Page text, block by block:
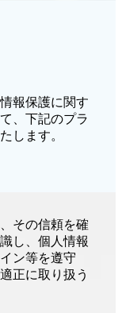
報保護に関す
、下記のプラ
します。
その信頼を確
し、個人情報
ン等を遵守
正に取り扱う